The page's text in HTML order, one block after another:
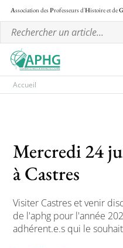
Association desProfesseurs d'Histoire et de
Les
Les
Lettre
L’APHG
Accueil
Mercredi 24
à Castres
Visiter Castres et venir
de l'aphg pour l'année
adhérent.e.s qui le